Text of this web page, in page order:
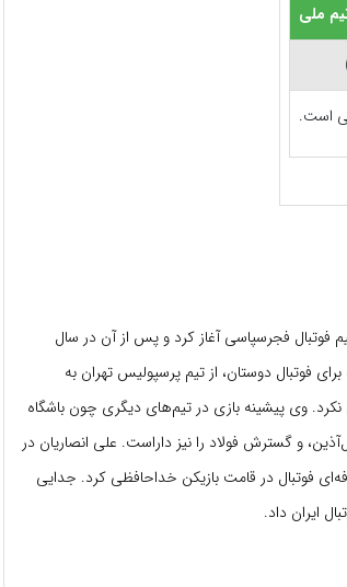
ملی
است.
فوتبال خود را به‌صورت حرفه‌ای در سال ۱۳۷۵ از تیم فوتبال فجرسپاسی آغاز کرد و پس از آن در سال
۱۳۸۵ در اقدامی پرحاشیه برای فوتبال دوستان، از تیم پرسپولیس تهران به
وی پیشینه بازی در تیم‌های دیگری چون باشگاه
و گسترش فولاد را نیز داراست. علی انصاریان در
دنیای حرفه‌ای فوتبال در قامت بازیکن خداحافظی کرد. جدایی
ایران داد.